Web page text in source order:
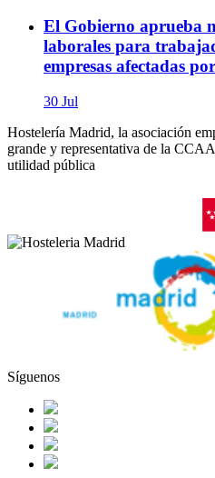
El Gobierno aprueba
laborales para
empresas afectadas
30 Jul
Hostelería Madrid, la asociación
grande y representativa de la
utilidad pública
Síguenos